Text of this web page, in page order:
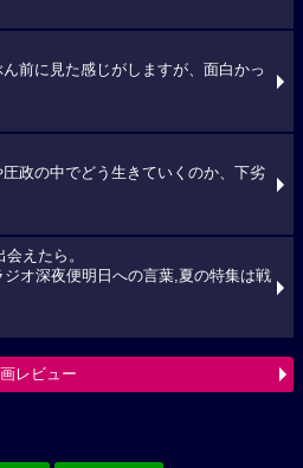
前に見た感じがしますが、面白かっ
圧政の中でどう生きていくのか、下劣
えたら。
ジオ深夜便明日への言葉,夏の特集は戦
レビュー